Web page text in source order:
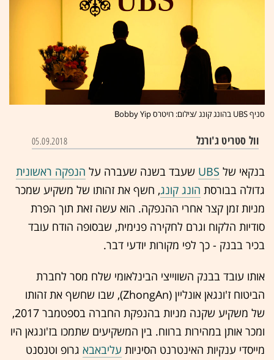
סניף UBS בהונג קונג /צילום: רויטרס Bobby Yip
וול סטריט ג'ורנל 05.09.2018
בנקאי של UBS שעבד בשנה שעברה על הנפקה ראשונית
גדולה בבורסת הונג קונג, חשף את זהותו של משקיע שמכר
מניות זמן קצר אחרי ההנפקה. הוא עשה זאת תוך הפרת
סודיות הלקוח וגרם לחקירה פנימית, שבסופה הודח עובד
בכיר בבנק - כך לפי מקורות יודעי דבר.
אותו עובד בבנק השווייצי הבינלאומי שלח מסר לחברת
הביטוח ז'ונגאן אונליין (ZhongAn), שבו שחשף את זהותו
של משקיע שקנה מניות בהנפקת החברה בספטמבר 2017,
ומכר אותן במהירות ברווח. בין המשקיעים שתמכו בז'ונגאן היו
מייסדי ענקיות האינטרנט הסיניות עליבאבא גרופ וטנסנט